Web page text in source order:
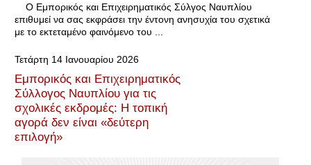
Ο Εμπορικός και Επιχειρηματικός Σύλγος Ναυπλίου
επιθυμεί να σας εκφράσει την έντονη ανησυχία του σχετικά
με το εκτεταμένο φαινόμενο του ...
Τετάρτη 14 Ιανουαρίου 2026
Εμπορικός και Επιχειρηματικός
Σύλλογος Ναυπλίου για τις
σχολικές εκδρομές: Η τοπική
αγορά δεν είναι «δεύτερη
επιλογή»